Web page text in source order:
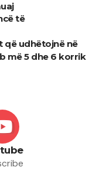
të
që udhëtojnë në
më 5 dhe 6 korrik